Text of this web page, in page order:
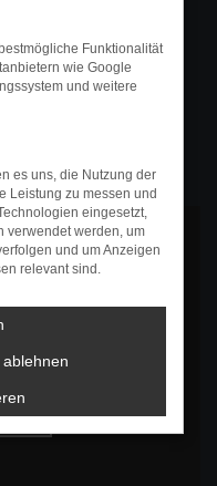
557
Uhr
Uhr
zu laden. Dabei
werden. Wenn Sie damit
Funktionalität
wie Google
und weitere
es uns, die Nutzung der
Leistung zu messen und
eingesetzt,
verwendet werden, um
und um Anzeigen
relevant sind.